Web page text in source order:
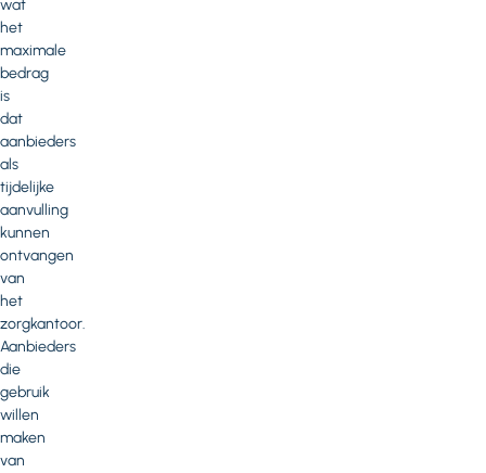
wat
het
maximale
bedrag
is
dat
aanbieders
als
tijdelijke
aanvulling
kunnen
ontvangen
van
het
zorgkantoor.
Aanbieders
die
gebruik
willen
maken
van